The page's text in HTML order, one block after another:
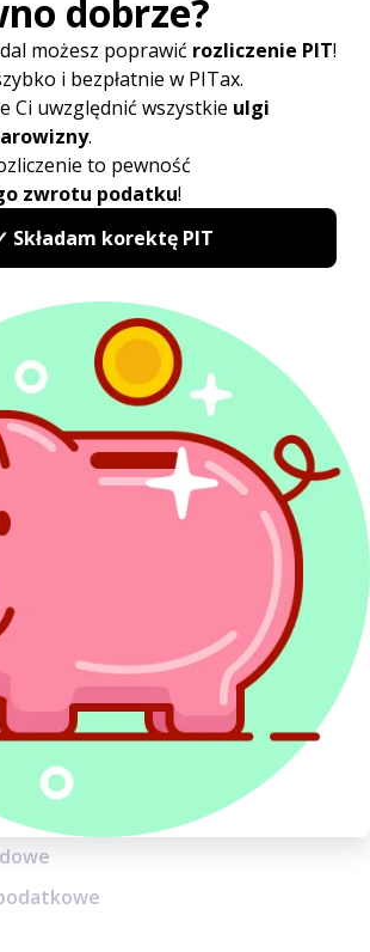
zdobywał współpracując
podatkowego oraz sprawując
prawną podmiotów gospodarczych
się w postępowaniach
przed administracją skarbową
Aktywnie uczestniczył
procesowych oraz analizie
występowania ryzyka podatkowego. (...)
informacje
i dzieło
i stawki